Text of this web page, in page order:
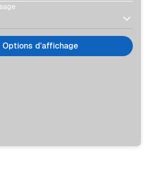
Options d'affichage